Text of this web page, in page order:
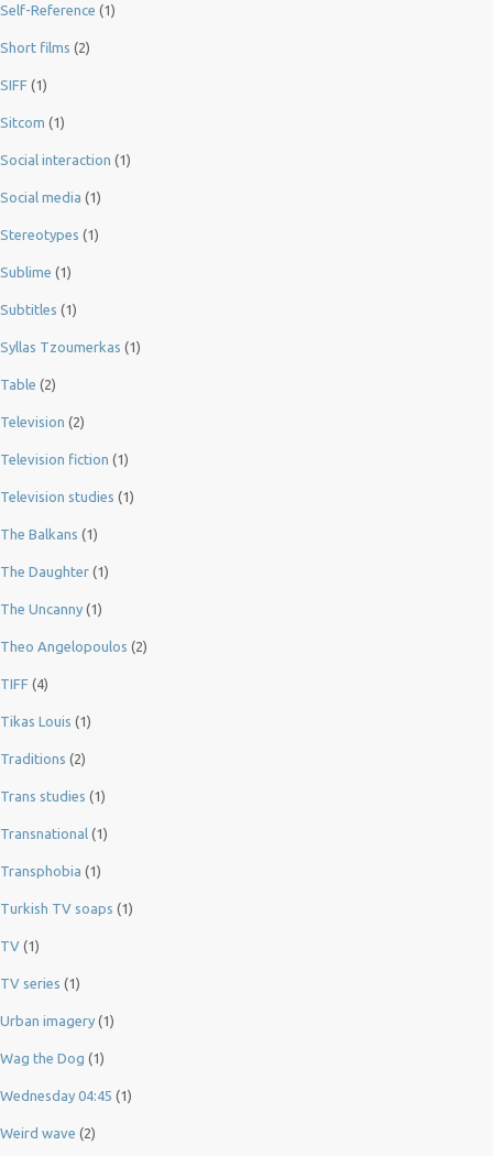
Self-Reference (1)
Short films (2)
SIFF (1)
Sitcom (1)
Social interaction (1)
Social media (1)
Stereotypes (1)
Sublime (1)
Subtitles (1)
Syllas Tzoumerkas (1)
Table (2)
Television (2)
Television fiction (1)
Television studies (1)
The Balkans (1)
The Daughter (1)
The Uncanny (1)
Theo Angelopoulos (2)
TIFF (4)
Tikas Louis (1)
Traditions (2)
Trans studies (1)
Transnational (1)
Transphobia (1)
Turkish TV soaps (1)
TV (1)
TV series (1)
Urban imagery (1)
Wag the Dog (1)
Wednesday 04:45 (1)
Weird wave (2)